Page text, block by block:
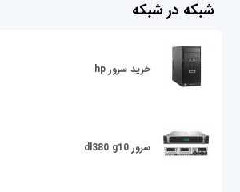
شبکه در شبکه
خرید سرور hp
سرور dl380 g10